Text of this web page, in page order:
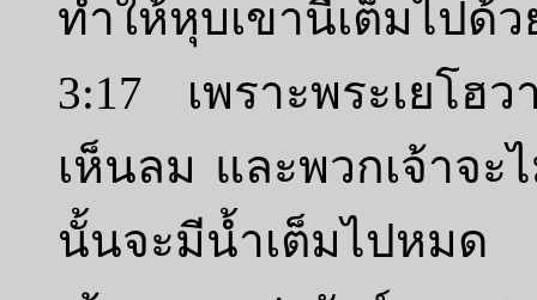
ทำให้หุบเขานี้เต็มไปด้
3:17 เพราะพระเยโฮ
เห็นลม และพวกเจ้าจะ
นั้นจะมีน้ำเต็มไปหมด